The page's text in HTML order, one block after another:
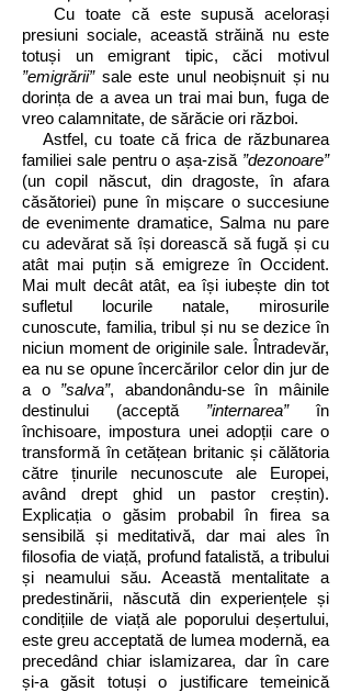
Cu toate că este supusă acelorași
presiuni sociale, această străină nu este
totuși un emigrant tipic, căci motivul
”emigrării”sale este unul neobișnuit și nu
dorința de a avea un trai mai bun, fuga de
vreo calamnitate, de sărăcie ori război.
Astfel, cu toate că frica de răzbunarea
familiei sale pentru o așa-zisă ”dezonoare”
(un copil născut, din dragoste, în afara
căsătoriei) pune în mișcare o succesiune
de evenimente dramatice, Salma nu pare
cu adevărat să își dorească să fugă și cu
atât mai puțin să emigreze în Occident.
Mai mult decât atât, ea își iubește din tot
sufletul locurile natale, mirosurile
cunoscute, familia, tribul și nu se dezice în
niciun moment de originile sale. Întradevăr,
ea nu se opune încercărilor celor din jur de
a o ”salva”, abandonându-se în mâinile
destinului (acceptă ”internarea”în
închisoare, impostura unei adopții care o
transformă în cetățean britanic și călătoria
către ținurile necunoscute ale Europei,
având drept ghid un pastor creștin).
Explicația o găsim probabil în firea sa
sensibilă și meditativă, dar mai ales în
filosofia de viață, profund fatalistă, a tribului
și neamului său. Această mentalitate a
predestinării, născută din experiențele și
condițiile de viață ale poporului deșertului,
este greu acceptată de lumea modernă, ea
precedând chiar islamizarea, dar în care
și-a găsit totuși o justificare temeinică